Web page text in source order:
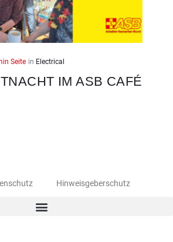
Seite in Electrical
IM ASB CAFÉ
Hinweisgeberschutz